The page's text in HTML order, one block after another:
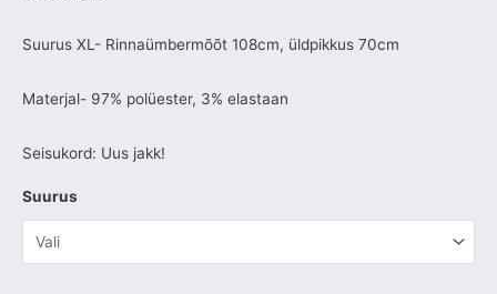
Suurus XL- Rinnaümbermõõt 108cm, üldpikkus 70cm
Materjal- 97% polüester, 3% elastaan
Seisukord: Uus jakk!
Suurus